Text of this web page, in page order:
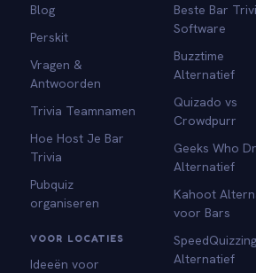
Blog
Perskit
Vragen &
Antwoorden
Trivia Teamnamen
Hoe Host Je Bar
Trivia
Pubquiz
organiseren
VOOR LOCATIES
Ideeën voor
Beste Bar
Software
Buzztime
Alternatief
Quizado vs
Crowdpurr
Geeks Who
Alternatief
Kahoot
voor Bars
SpeedQuizzing
Alternatief